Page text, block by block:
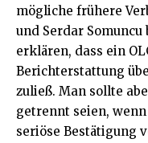
mögliche frühere
und Serdar
erklären, dass ein
Berichterstattung
zuließ. Man sollte
getrennt seien,
seriöse Bestätigung